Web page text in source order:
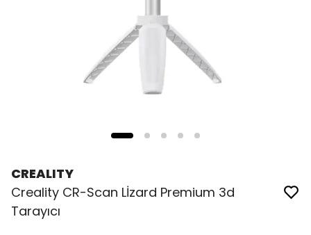
CREALITY
Creality CR-Scan Lİzard Premium 3d
Tarayıcı